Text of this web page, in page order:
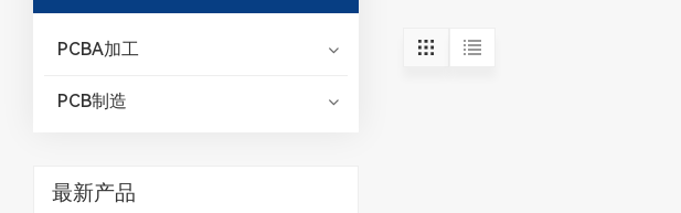
PCBA加工
PCB制造
最新产品